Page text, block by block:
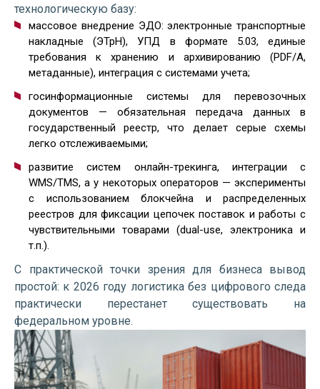
технологическую базу:
массовое внедрение ЭДО: электронные транспортные
накладные (ЭТрН), УПД в формате 5.03, единые
требования к хранению и архивированию (PDF/A,
метаданные), интеграция с системами учета;
госинформационные системы для перевозочных
документов — обязательная передача данных в
государственный реестр, что делает серые схемы
легко отслеживаемыми;
развитие систем онлайн-трекинга, интеграции с
WMS/TMS, а у некоторых операторов — эксперименты
с использованием блокчейна и распределенных
реестров для фиксации цепочек поставок и работы с
чувствительными товарами (dual-use, электроника и
т.п.).
С практической точки зрения для бизнеса вывод
простой: к 2026 году логистика без цифрового следа
практически перестанет существовать на
федеральном уровне.